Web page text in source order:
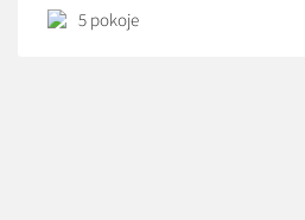
jak i aktywnego. Gospodarstwo
5 pokoje